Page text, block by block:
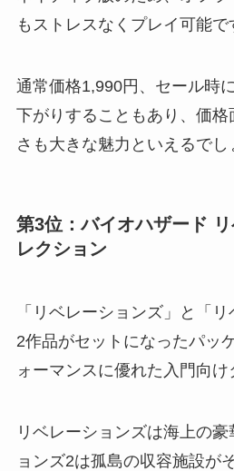
もストレスなくプレイ可能で
通常価格1,990円、セール時
下がりすることもあり、価
さも大きな魅力といえるでし
第3位：バイオハザード
レクション
「リベレーションズ」と「
2作品がセットになったパッ
ォーマンスに優れた入門向け
リベレーションズは海上の
ョンズ2は孤島の収容施設が